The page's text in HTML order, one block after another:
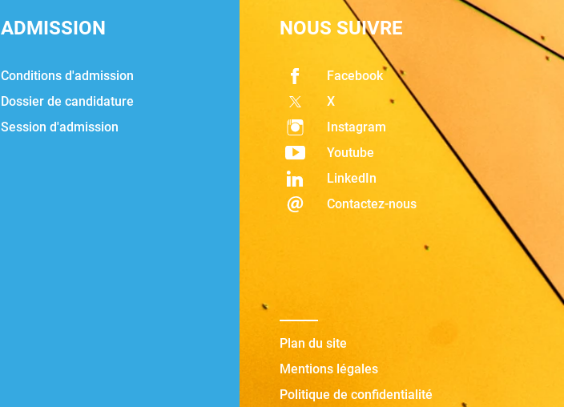
ADMISSION
Conditions d'admission
Dossier de candidature
Session d'admission
NOUS SUIVRE
Facebook
X
Instagram
Youtube
LinkedIn
Contactez-nous
Plan du site
Mentions légales
Politique de confidentialité